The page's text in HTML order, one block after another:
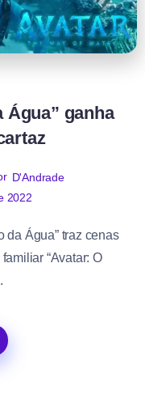
Água” ganha
D'Andrade
2022
da Água” traz cenas
“Avatar: O